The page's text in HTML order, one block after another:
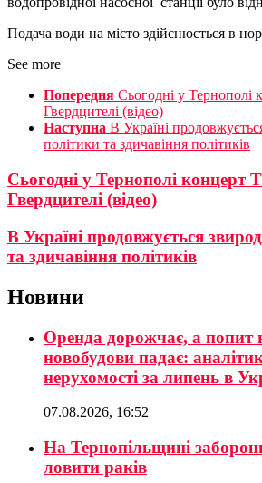
Подача води на місто здійснюється в
See more
Попередня Сьогодні у Тернополі
Гвердцителі (відео)
Наступна В Україні
політики та здичавіння політиків
Сьогодні у Тернополі концерт
Гвердцителі (відео)
В Україні продовжується
та здичавіння політиків
Новини
Оренда дорожчає, а попит
новобудови падає:
нерухомості за липень в
07.08.2026, 16:52
На Тернопільщині
ловити раків